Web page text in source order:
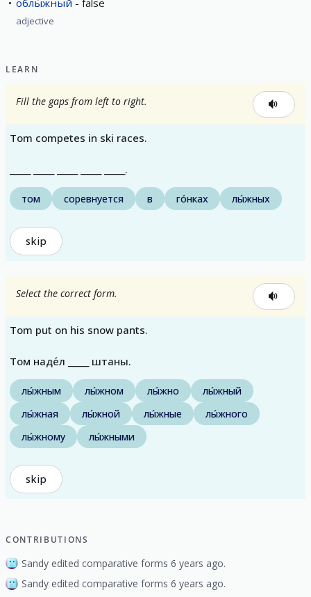
облы́жный false
adjective
LEARN
Fill the gaps from left to right.
Tom competes in ski races.
_____ _____ _____ _____ _____.
том соревнуется в го́нках лы́жных
skip
Select the correct form.
Tom put on his snow pants.
Том наде́л _____ штаны.
лы́жным лы́жном лы́жно
лы́жный
лы́жная
лы́жной лы́жные
лы́жного
лы́жному
лы́жными
skip
CONTRIBUTIONS
Sandy edited comparative forms 6 years ago.
Sandy edited comparative forms 6 years ago.